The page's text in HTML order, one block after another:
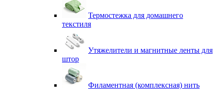
Термостежка для домашнего
текстиля
Утяжелители и магнитные ленты для
штор
Филаментная (комплексная) нить